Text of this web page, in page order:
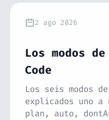
2 ago 2026
Los modos
Code
Los seis modos
explicados uno
plan, auto,